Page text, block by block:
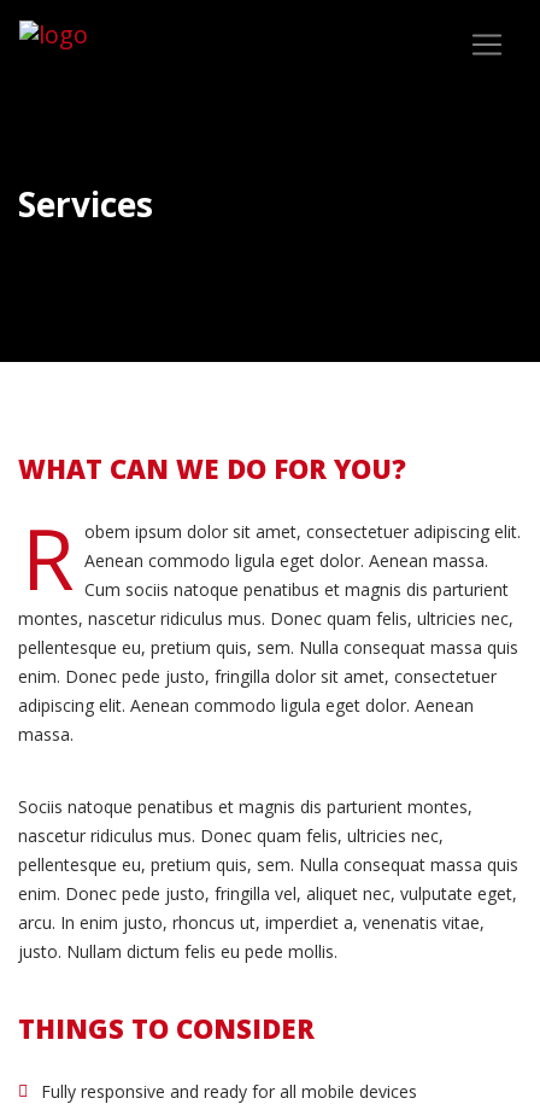
Services
WHAT CAN WE DO FOR YOU?
R obem ipsum dolor sit amet, consectetuer adipiscing elit.
Aenean commodo ligula eget dolor. Aenean massa.
Cum sociis natoque penatibus et magnis dis parturient
montes, nascetur ridiculus mus. Donec quam felis, ultricies nec,
pellentesque eu, pretium quis, sem. Nulla consequat massa quis
enim. Donec pede justo, fringilla dolor sit amet, consectetuer
adipiscing elit. Aenean commodo ligula eget dolor. Aenean
massa.
Sociis natoque penatibus et magnis dis parturient montes,
nascetur ridiculus mus. Donec quam felis, ultricies nec,
pellentesque eu, pretium quis, sem. Nulla consequat massa quis
enim. Donec pede justo, fringilla vel, aliquet nec, vulputate eget,
arcu. In enim justo, rhoncus ut, imperdiet a, venenatis vitae,
justo. Nullam dictum felis eu pede mollis.
THINGS TO CONSIDER
Fully responsive and ready for all mobile devices